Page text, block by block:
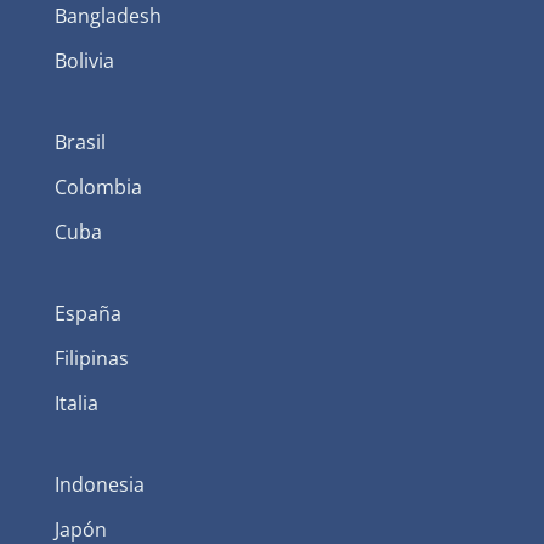
Bangladesh
Bolivia
Brasil
Colombia
Cuba
España
Filipinas
Italia
Indonesia
Japón